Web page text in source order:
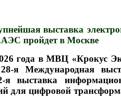
выставка
пройдет в Москве
года в МВЦ «Крокус
я Международная
я выставка
для цифровой